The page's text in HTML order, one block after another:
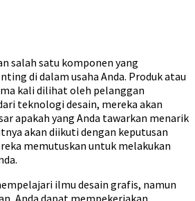
salah satu komponen yang
di dalam usaha Anda. Produk atau
kali dilihat oleh pelanggan
teknologi desain, mereka akan
apakah yang Anda tawarkan menarik
akan diikuti dengan keputusan
memutuskan untuk melakukan
ilmu desain grafis, namun
Anda dapat mempekerjakan